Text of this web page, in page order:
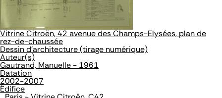
Vitrine Citroën, 42 avenue des Champs-Elysées, plan de
rez-de-chaussée
Dessin d'architecture (tirage numérique)
Auteur(s)
Gautrand, Manuelle - 1961
Datation
2002-2007
Édifice